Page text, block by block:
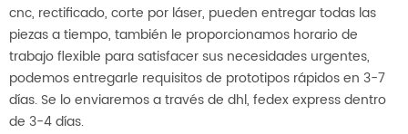
cnc, rectificado, corte por láser, pueden entregar todas las
piezas a tiempo, también le proporcionamos horario de
trabajo flexible para satisfacer sus necesidades urgentes,
podemos entregarle requisitos de prototipos rápidos en 3-7
días. Se lo enviaremos a través de dhl, fedex express dentro
de 3-4 días.